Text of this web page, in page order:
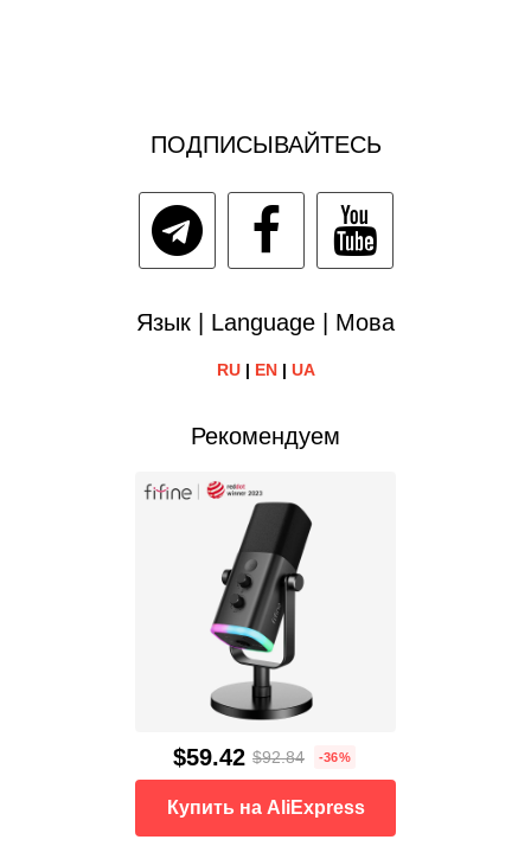
ПОДПИСЫВАЙТЕСЬ
Язык | Language | Мова
RU| EN| UA
Рекомендуем
$59.42 $92.84 -36%
Купить на AliExpress